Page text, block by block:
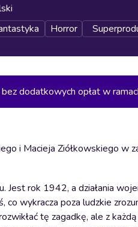
Horror
dodatkowych opłat w
i Macieja Ziółkowskiego w
rok 1942, a działania
wykracza poza ludzkie
tę zagadkę, ale z